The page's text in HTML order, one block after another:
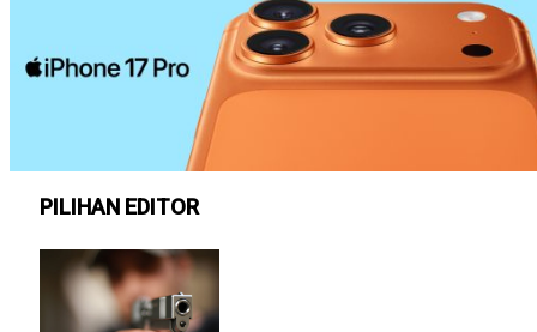
PILIHAN EDITOR